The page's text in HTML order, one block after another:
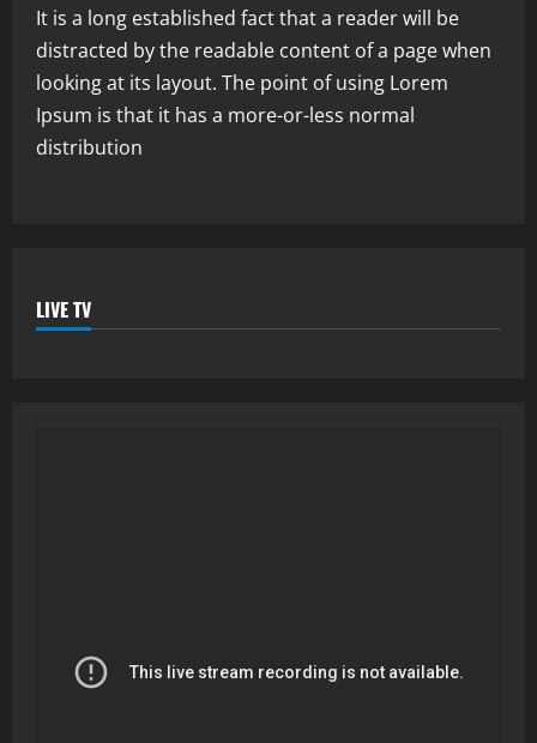
It is a long established fact that a reader will be
distracted by the readable content of a page when
looking at its layout. The point of using Lorem
Ipsum is that it has a more-or-less normal
distribution
LIVE TV